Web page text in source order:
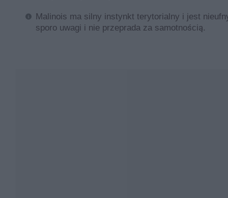
odmianie:Malinois ma silny instynkt terytorialny i jest
sporo uwagi i nie przeprada za samotnością.